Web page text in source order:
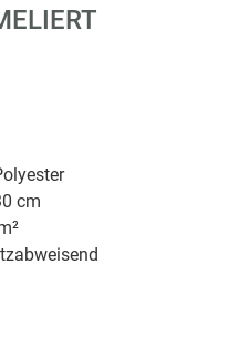
cm